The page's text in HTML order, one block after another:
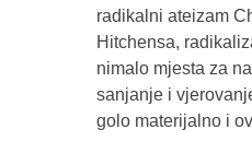
radikalni ateizam
Hitchensa,
nimalo mjesta za
sanjanje i
golo materijalno i